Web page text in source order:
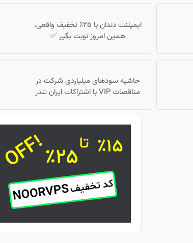
ایمپلنت دندان با ۲۵٪ تخفیف واقعی،
همین امروز نوبت بگیر ✅
حاشیه سودهای میلیاردی شرکت در
مناقصات VIP با اشتراکات ایران تندر